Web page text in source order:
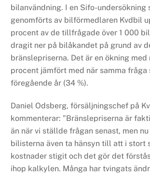
bilanvändning. I en Sifo-undersökning
genomförts av bilförmedlaren Kvdbil
procent av de tillfrågade över 1 000
dragit ner på bilåkandet på grund av
bränslepriserna. Det är en ökning med
procent jämfört med när samma
föregående år (34 %).
Daniel Odsberg, försäljningschef på
kommenterar: ”Bränslepriserna är
än när vi ställde frågan senast, men
bilisterna även ta hänsyn till att i stort
kostnader stigit och det gör det
ihop kalkylen. Många har tvingats